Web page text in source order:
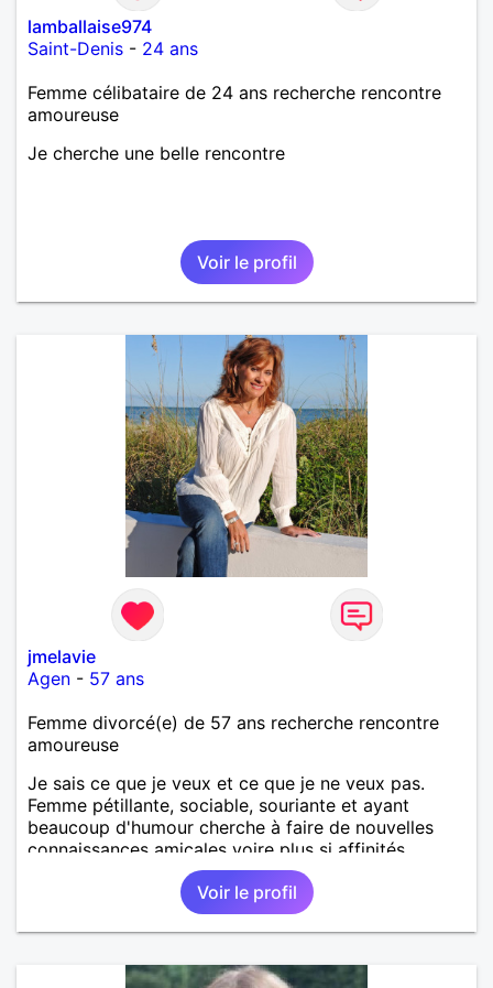
lamballaise974
Saint-Denis - 24 ans
Femme célibataire de 24 ans recherche rencontre
amoureuse
Je cherche une belle rencontre
Voir le profil
jmelavie
Agen - 57 ans
Femme divorcé(e) de 57 ans recherche rencontre
amoureuse
Je sais ce que je veux et ce que je ne veux pas.
Femme pétillante, sociable, souriante et ayant
beaucoup d'humour cherche à faire de nouvelles
connaissances amicales voire plus si affinités.
Voir le profil